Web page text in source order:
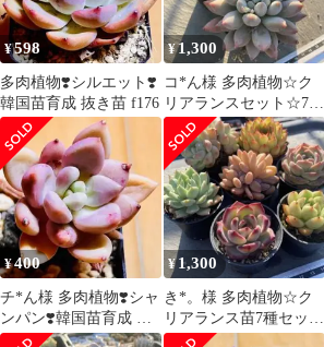
¥598
多肉植物❣️シルエット❣️
韓国苗育成 抜き苗 f176
¥1,300
コ*ん様 多肉植物☆ク
リアランスセット☆7大
きめ
¥400
チ*ん様 多肉植物❣️シャ
ンパン❣️韓国苗育成 抜
き苗 f167
¥ 1,300
き*。様 多肉植物☆ク
リアランス苗7種セット
☆2